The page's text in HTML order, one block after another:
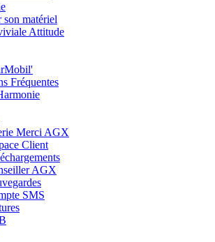
son matériel
Attitude
Fréquentes
Merci AGX
Client
AGX
SMS